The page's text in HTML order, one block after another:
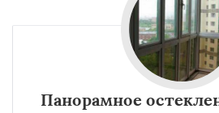
Панорамное